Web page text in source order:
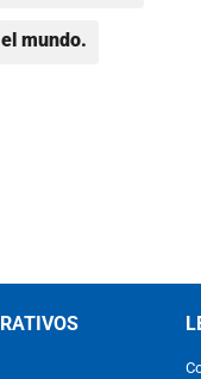
mundo.